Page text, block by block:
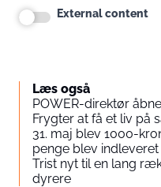
External content
Læs også
POWER-direktør
Frygter at få et liv på
31. maj blev 1000-
penge blev
Trist nyt til en lang
dyrere